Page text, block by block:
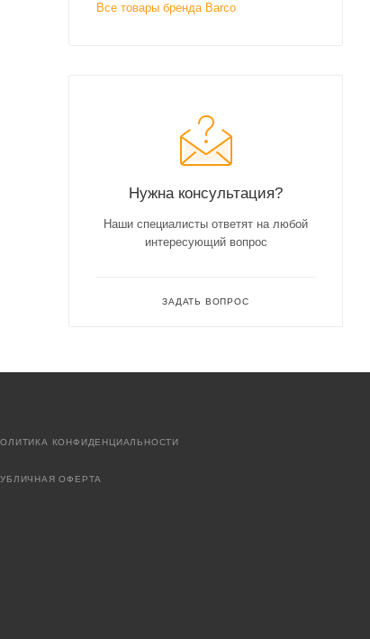
Все товары бренда Barco
Нужна консультация?
Наши специалисты ответят на любой
интересующий вопрос
ЗАДАТЬ ВОПРОС
КОНФИДЕНЦИАЛЬНОСТИ
ОФЕРТА